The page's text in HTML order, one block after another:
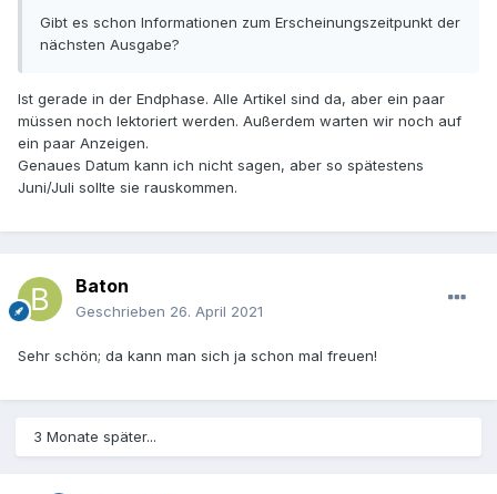
Gibt es schon Informationen zum Erscheinungszeitpunkt der
nächsten Ausgabe?
Ist gerade in der Endphase. Alle Artikel sind da, aber ein paar
müssen noch lektoriert werden. Außerdem warten wir noch auf
ein paar Anzeigen.
Genaues Datum kann ich nicht sagen, aber so spätestens
Juni/Juli sollte sie rauskommen.
Baton
Geschrieben 26. April 2021
Sehr schön; da kann man sich ja schon mal freuen!
3 Monate später...